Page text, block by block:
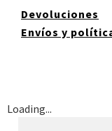
Devoluciones
Envíos y
Loading...